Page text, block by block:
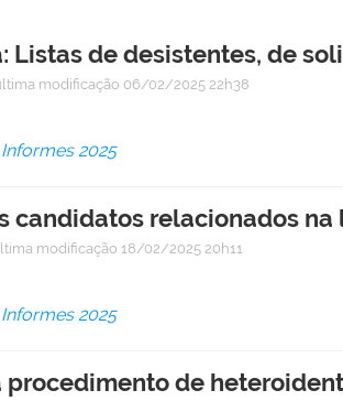
Listas de desistentes, de
modificação 06/02/2025 22h38
Informes 2025
candidatos relacionados
modificação 18/02/2025 20h11
Informes 2025
procedimento de